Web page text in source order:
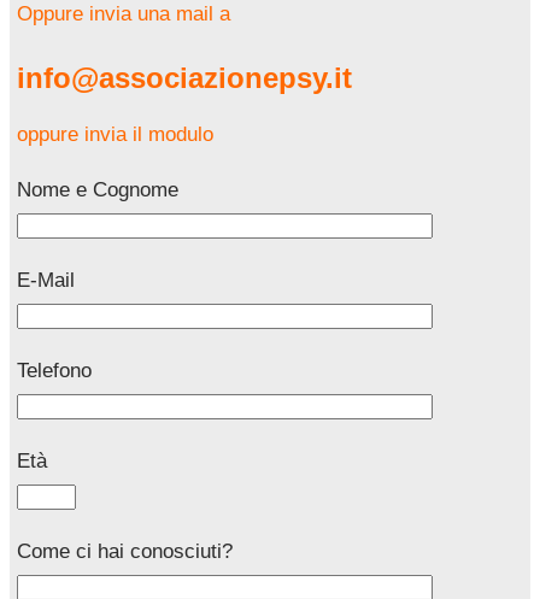
Oppure invia una mail a
info@associazionepsy.it
oppure invia il modulo
Nome e Cognome
E-Mail
Telefono
Età
Come ci hai conosciuti?